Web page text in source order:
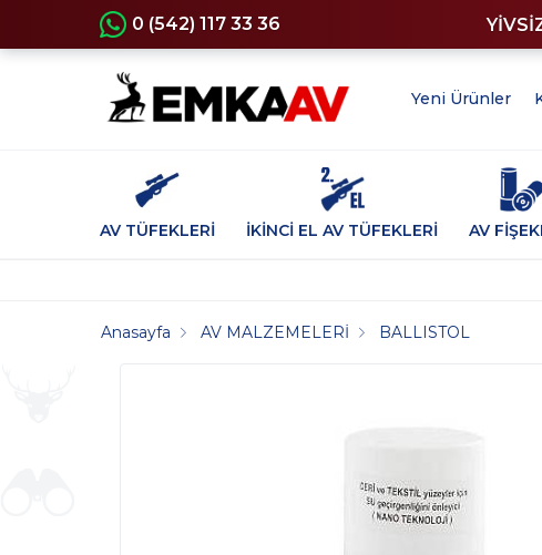
0 (542) 117 33 36
Yeni Ürünler
AV TÜFEKLERİ İKİNCİ EL AV TÜFEKLERİ AV
Anasayfa AV MALZEMELERİ BALLISTOL